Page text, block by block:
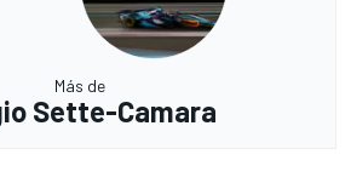
Más de
Sette-Camara